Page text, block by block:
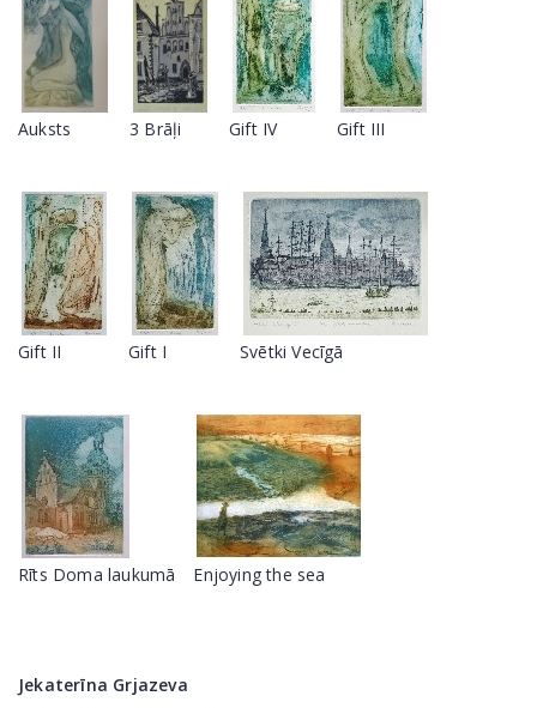
Auksts 3 Brāļi Gift IV Gift III
Gift II Gift I Svētki Vecīgā
Rīts Doma laukumā Enjoying the sea
Jekaterīna Grjazeva